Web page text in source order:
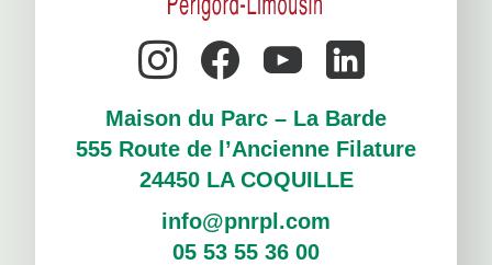
Maison du Parc – La Barde
555 Route de l’Ancienne Filature
24450 LA COQUILLE
info@pnrpl.com
05 53 55 36 00